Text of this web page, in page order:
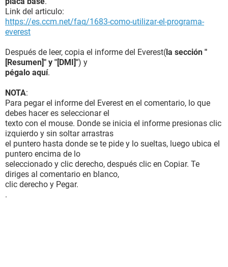
Link del articulo:
https://es.ccm.net/faq/1683-como-utilizar-el-programa-
everest
Después de leer, copia el informe del Everest(la sección "
[Resumen]" y "[DMI]") y
pégalo aquí.
NOTA:
Para pegar el informe del Everest en el comentario, lo que
debes hacer es seleccionar el
texto con el mouse. Donde se inicia el informe presionas clic
izquierdo y sin soltar arrastras
el puntero hasta donde se te pide y lo sueltas, luego ubica el
puntero encima de lo
seleccionado y clic derecho, después clic en Copiar. Te
diriges al comentario en blanco,
clic derecho y Pegar.
.